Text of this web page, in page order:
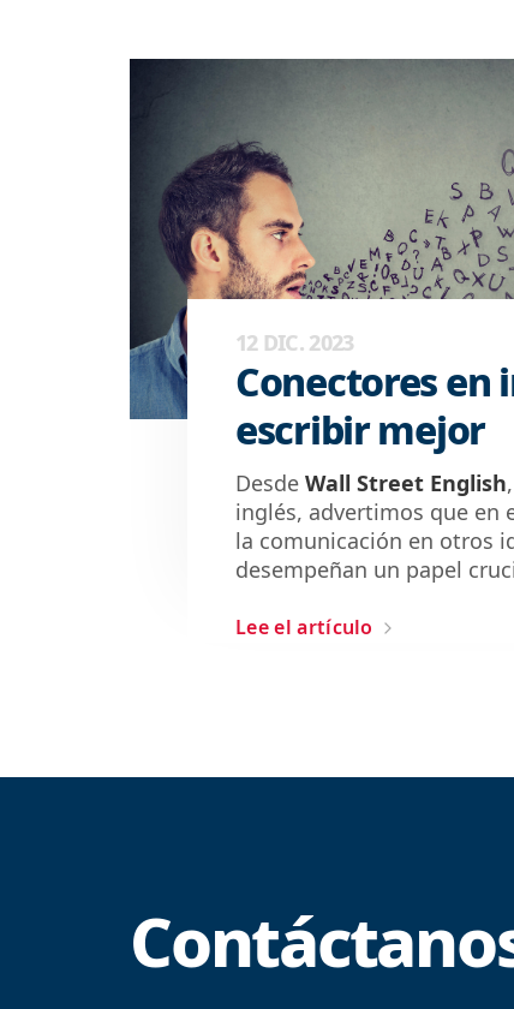
12 DIC. 2023
Conectores en
escribir mejor
Desde Wall Street English,
inglés, advertimos que en
la comunicación en otros
desempeñan un papel
Lee el artículo